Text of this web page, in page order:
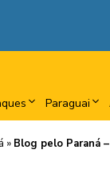
Paraguai
» Blog pelo Paraná